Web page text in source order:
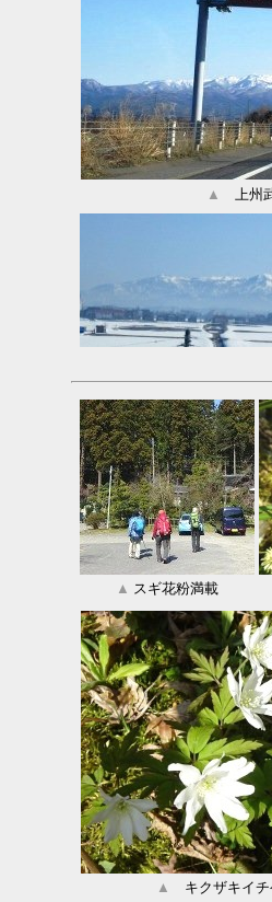
▲ 上州
▲ スギ花粉満載
▲ キクザキイチ